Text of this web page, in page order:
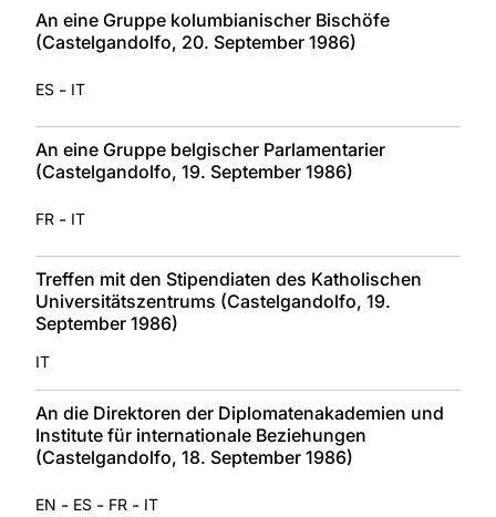
An eine Gruppe kolumbianischer Bischöfe
(Castelgandolfo, 20. September 1986)
ES - IT
An eine Gruppe belgischer Parlamentarier
(Castelgandolfo, 19. September 1986)
FR - IT
Treffen mit den Stipendiaten des Katholischen
Universitätszentrums (Castelgandolfo, 19.
September 1986)
IT
An die Direktoren der Diplomatenakademien und
Institute für internationale Beziehungen
(Castelgandolfo, 18. September 1986)
EN - ES - FR - IT